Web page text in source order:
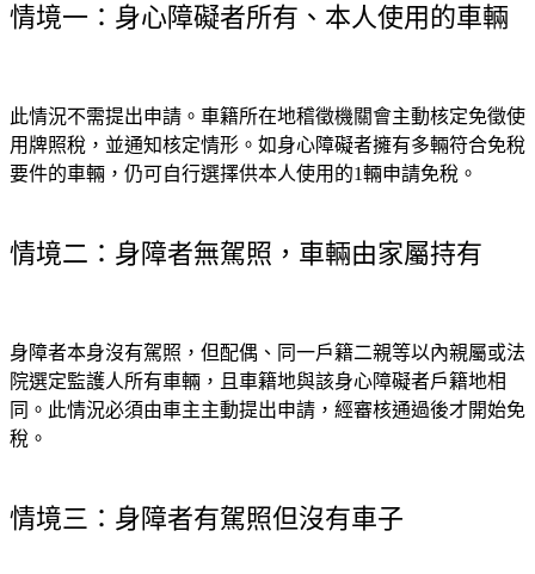
情境一：身心障礙者所有、本人使用的車輛
此情況不需提出申請。車籍所在地稽徵機關會主動核定免徵使
用牌照稅，並通知核定情形。如身心障礙者擁有多輛符合免稅
要件的車輛，仍可自行選擇供本人使用的1輛申請免稅。
情境二：身障者無駕照，車輛由家屬持有
身障者本身沒有駕照，但配偶、同一戶籍二親等以內親屬或法
院選定監護人所有車輛，且車籍地與該身心障礙者戶籍地相
同。此情況必須由車主主動提出申請，經審核通過後才開始免
稅。
情境三：身障者有駕照但沒有車子